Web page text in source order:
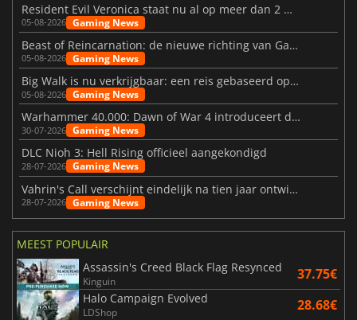
Resident Evil Veronica staat nu al op meer dan 2 miljoen verlanglijstjes
05-08-2026 Gaming News
Beast of Reincarnation: de nieuwe richting van Game Freak
05-08-2026 Gaming News
Big Walk is nu verkrijgbaar: een reis gebaseerd op vriendschap
05-08-2026 Gaming News
Warhammer 40.000: Dawn of War 4 introduceert de Necron-factie
30-07-2026 Gaming News
DLC Nioh 3: Hell Rising officieel aangekondigd
28-07-2026 Gaming News
Vahrin's Call verschijnt eindelijk na tien jaar ontwikkeling
28-07-2026 Gaming News
MEEST POPULAIR
Assassin's Creed Black Flag Resynced
Kinguin 37.75€
Halo Campaign Evolved
LDShop 28.68€